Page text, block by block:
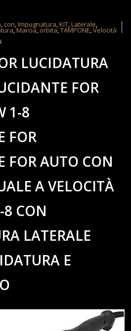
, con,Impugnatura,KIT,Laterale,
,Marcia, orbita,TAMPONE,Velocità
LUCIDATURA
FOR
1-8
FOR
FOR AUTO CON
A VELOCITÀ
CON
LATERALE
E